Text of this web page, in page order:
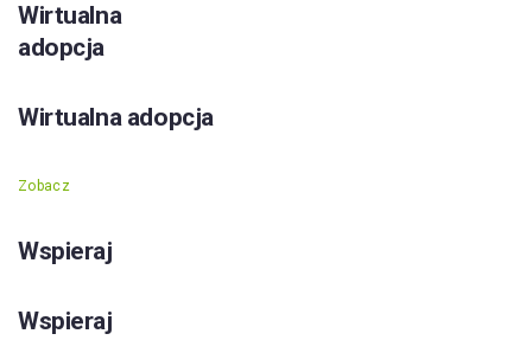
Wirtualna
adopcja
Wirtualna adopcja
Zobacz
Wspieraj
Wspieraj